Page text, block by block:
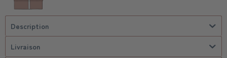
Description
Livraison